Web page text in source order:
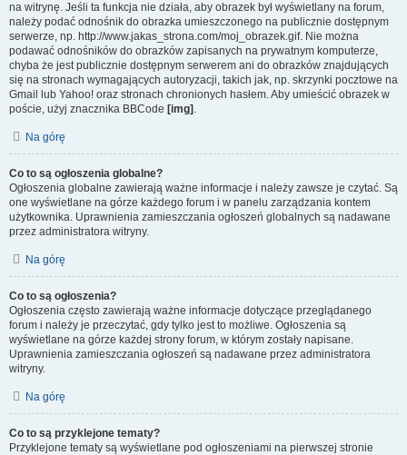
na witrynę. Jeśli ta funkcja nie działa, aby obrazek był wyświetlany na forum,
należy podać odnośnik do obrazka umieszczonego na publicznie dostępnym
serwerze, np. http://www.jakas_strona.com/moj_obrazek.gif. Nie można
podawać odnośników do obrazków zapisanych na prywatnym komputerze,
chyba że jest publicznie dostępnym serwerem ani do obrazków znajdujących
się na stronach wymagających autoryzacji, takich jak, np. skrzynki pocztowe na
Gmail lub Yahoo! oraz stronach chronionych hasłem. Aby umieścić obrazek w
poście, użyj znacznika BBCode [img] .
Na górę
Co to są ogłoszenia globalne?
Ogłoszenia globalne zawierają ważne informacje i należy zawsze je czytać. Są
one wyświetlane na górze każdego forum i w panelu zarządzania kontem
użytkownika. Uprawnienia zamieszczania ogłoszeń globalnych są nadawane
przez administratora witryny.
Na górę
Co to są ogłoszenia?
Ogłoszenia często zawierają ważne informacje dotyczące przeglądanego
forum i należy je przeczytać, gdy tylko jest to możliwe. Ogłoszenia są
wyświetlane na górze każdej strony forum, w którym zostały napisane.
Uprawnienia zamieszczania ogłoszeń są nadawane przez administratora
witryny.
Na górę
Co to są przyklejone tematy?
Przyklejone tematy są wyświetlane pod ogłoszeniami na pierwszej stronie